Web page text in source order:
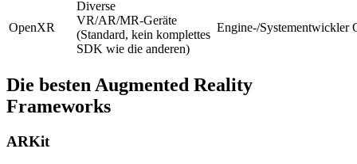
OpenXR
Diverse
VR/AR/MR‑Geräte
(Standard, kein komplettes
SDK wie die anderen)
Engine‑/Systementwickler
Die besten Augmented Reality
Frameworks
ARKit